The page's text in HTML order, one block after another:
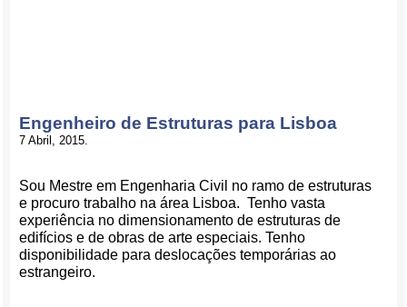
Engenheiro de Estruturas para Lisboa
7 Abril, 2015.
Sou Mestre em Engenharia Civil no ramo de estruturas
e procuro trabalho na área Lisboa. Tenho vasta
experiência no dimensionamento de estruturas de
edifícios e de obras de arte especiais. Tenho
disponibilidade para deslocações temporárias ao
estrangeiro.